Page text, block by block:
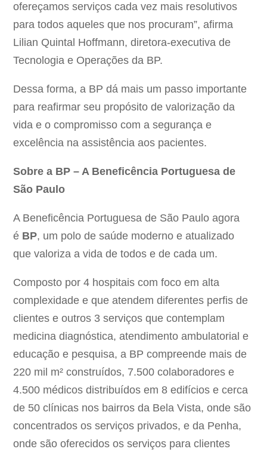
ofereçamos serviços cada vez mais resolutivos
para todos aqueles que nos procuram”, afirma
Lilian Quintal Hoffmann, diretora-executiva de
Tecnologia e Operações da BP.
Dessa forma, a BP dá mais um passo importante
para reafirmar seu propósito de valorização da
vida e o compromisso com a segurança e
excelência na assistência aos pacientes.
Sobre a BP – A Beneficência Portuguesa de
São Paulo
A Beneficência Portuguesa de São Paulo agora
é BP, um polo de saúde moderno e atualizado
que valoriza a vida de todos e de cada um.
Composto por 4 hospitais com foco em alta
complexidade e que atendem diferentes perfis de
clientes e outros 3 serviços que contemplam
medicina diagnóstica, atendimento ambulatorial e
educação e pesquisa, a BP compreende mais de
220 mil m² construídos, 7.500 colaboradores e
4.500 médicos distribuídos em 8 edifícios e cerca
de 50 clínicas nos bairros da Bela Vista, onde são
concentrados os serviços privados, e da Penha,
onde são oferecidos os serviços para clientes